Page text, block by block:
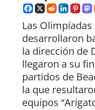
Las
desarrollaron
la dirección de
llegaron a su
partidos de
la que
equipos